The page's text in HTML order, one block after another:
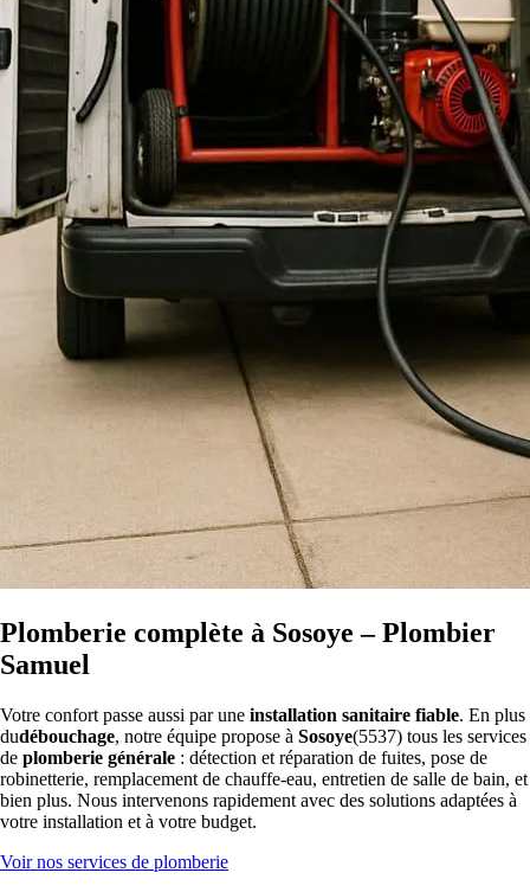
Plomberie complète à Sosoye – Plombier
Samuel
Votre confort passe aussi par une installation sanitaire fiable. En plus
dudébouchage, notre équipe propose à Sosoye(5537) tous les services
de plomberie générale : détection et réparation de fuites, pose de
robinetterie, remplacement de chauffe-eau, entretien de salle de bain, et
bien plus. Nous intervenons rapidement avec des solutions adaptées à
votre installation et à votre budget.
Voir nos services de plomberie